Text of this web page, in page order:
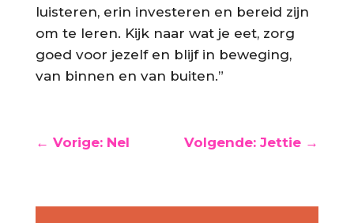
luisteren, erin investeren en bereid zijn
om te leren. Kijk naar wat je eet, zorg
goed voor jezelf en blijf in beweging,
van binnen en van buiten.”
← Vorige: Nel Volgende: Jettie →